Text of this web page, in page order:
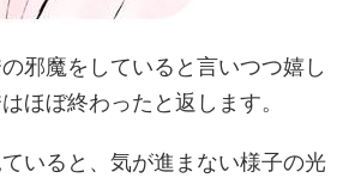
邪魔をしていると言いつつ嬉し
ほぼ終わったと返します。
いると、気が進まない様子の光